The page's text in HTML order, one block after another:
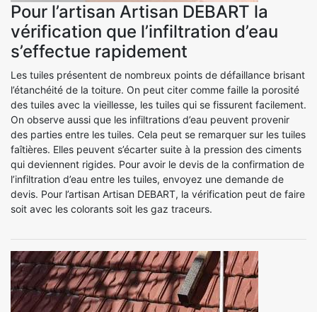
Pour l’artisan Artisan DEBART la
vérification que l’infiltration d’eau
s’effectue rapidement
Les tuiles présentent de nombreux points de défaillance brisant
l’étanchéité de la toiture. On peut citer comme faille la porosité
des tuiles avec la vieillesse, les tuiles qui se fissurent facilement.
On observe aussi que les infiltrations d’eau peuvent provenir
des parties entre les tuiles. Cela peut se remarquer sur les tuiles
faîtières. Elles peuvent s’écarter suite à la pression des ciments
qui deviennent rigides. Pour avoir le devis de la confirmation de
l’infiltration d’eau entre les tuiles, envoyez une demande de
devis. Pour l’artisan Artisan DEBART, la vérification peut de faire
soit avec les colorants soit les gaz traceurs.